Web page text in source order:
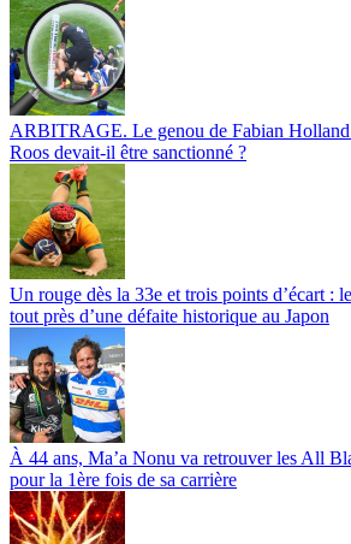
ARBITRAGE. Le genou de Fabian Holland
Roos devait-il être sanctionné ?
Un rouge dès la 33e et trois points d’écart :
tout près d’une défaite historique au Japon
À 44 ans, Ma’a Nonu va retrouver les All
pour la 1ère fois de sa carrière